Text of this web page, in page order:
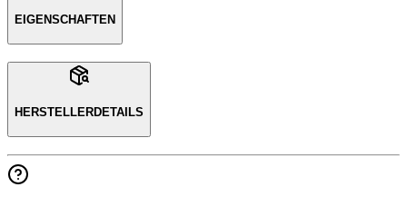
EIGENSCHAFTEN
HERSTELLERDETAILS